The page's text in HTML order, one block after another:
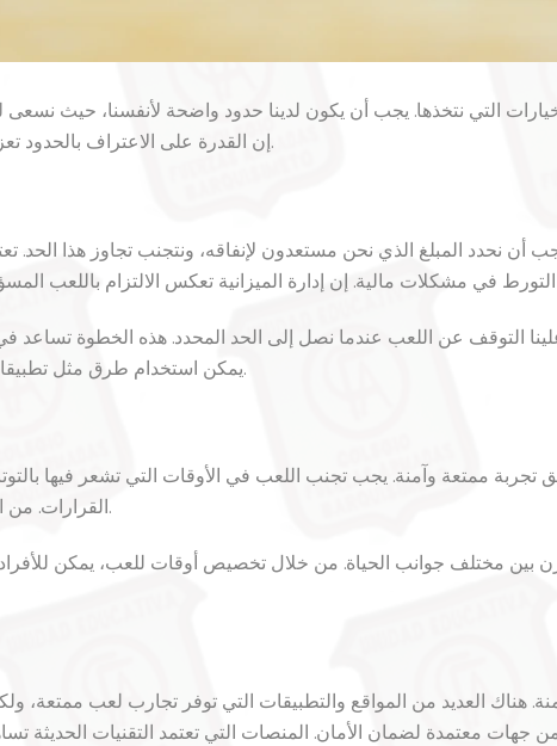
التي نتخذها. يجب أن يكون لدينا حدود واضحة لأنفسنا، حيث
إن القدرة على الاعتراف بالحدود تعزز التجربة وتساعد على الحفاظ على الأمان الشخصي.
أن نحدد المبلغ الذي نحن مستعدون لإنفاقه، ونتجنب تجاوز هذا الحد.
علينا التوقف عن اللعب عندما نصل إلى الحد المحدد. هذه الخطوة
يمكن استخدام طرق مثل تطبيقات الميزانية لتسهيل هذه العملية وتعزيز الوعي المالي.
تجربة ممتعة وآمنة. يجب تجنب اللعب في الأوقات التي تشعر فيها
القرارات. من الأفضل تحديد أوقات محددة للاسترخاء والتمتع باللعب.
بين مختلف جوانب الحياة. من خلال تخصيص أوقات للعب، يمكن
هناك العديد من المواقع والتطبيقات التي توفر تجارب لعب